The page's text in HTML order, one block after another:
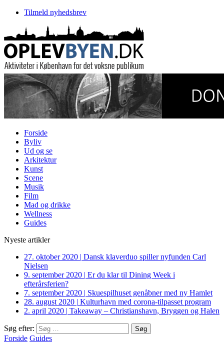
Tilmeld nyhedsbrev
Forside
Byliv
Ud og se
Arkitektur
Kunst
Scene
Musik
Film
Mad og drikke
Wellness
Guides
Nyeste artikler
27. oktober 2020 | Dansk klaverduo spiller nyfunden Carl
Nielsen
9. september 2020 | Er du klar til Dining Week i
efterårsferien?
7. september 2020 | Skuespilhuset genåbner med ny Hamlet
28. august 2020 | Kulturhavn med corona-tilpasset program
2. april 2020 | Takeaway – Christianshavn, Bryggen og Halen
Søg efter:
Forside Guides